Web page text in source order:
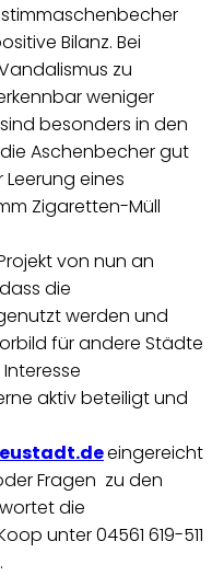
Bilanz. Bei
zu
weniger
besonders in den
Aschenbecher gut
eines
Zigaretten-Müll
von nun an
die
werden und
für andere Städte
aktiv beteiligt und
eingereicht
Fragen zu den
die
unter 04561 619-511
.